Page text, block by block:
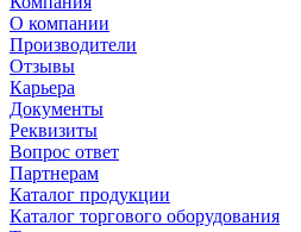
О компании
Производители
Отзывы
Карьера
Документы
Реквизиты
Вопрос ответ
Партнерам
Каталог продукции
Каталог торгового оборудования